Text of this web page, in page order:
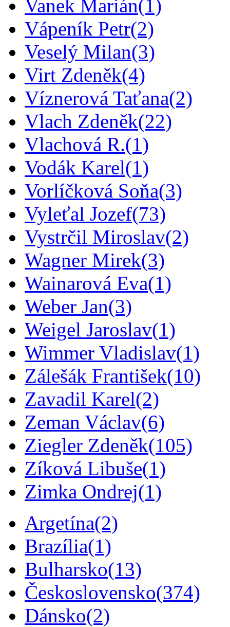
Vanek Marián(1)
Vápeník Petr(2)
Veselý Milan(3)
Virt Zdeněk(4)
Víznerová Taťana(2)
Vlach Zdeněk(22)
Vlachová R.(1)
Vodák Karel(1)
Vorlíčková Soňa(3)
Vyleťal Jozef(73)
Vystrčil Miroslav(2)
Wagner Mirek(3)
Wainarová Eva(1)
Weber Jan(3)
Weigel Jaroslav(1)
Wimmer Vladislav(1)
Zálešák František(10)
Zavadil Karel(2)
Zeman Václav(6)
Ziegler Zdeněk(105)
Zíková Libuše(1)
Zimka Ondrej(1)
Argetína(2)
Brazília(1)
Bulharsko(13)
Československo(374)
Dánsko(2)